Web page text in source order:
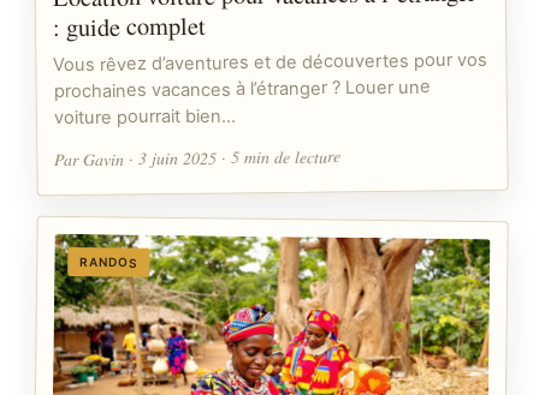
: guide complet
Vous rêvez d’aventures et de découvertes pour vos
prochaines vacances à l’étranger ? Louer une
voiture pourrait bien…
Par Gavin · 3 juin 2025 · 5 min de lecture
RANDOS